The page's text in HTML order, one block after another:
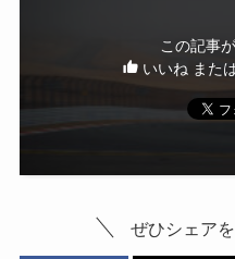
この記事
いいね また
ぜひシェア